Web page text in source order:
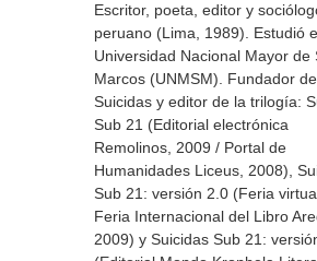
Escritor, poeta, editor y
peruano (Lima, 1989). Estudió
Universidad Nacional Mayor de
Marcos (UNMSM). Fundador
Suicidas y editor de la trilogía:
Sub 21 (Editorial electrónica
Remolinos, 2009 / Portal de
Humanidades Liceus, 2008),
Sub 21: versión 2.0 (Feria
Feria Internacional del Libro
2009) y Suicidas Sub 21: